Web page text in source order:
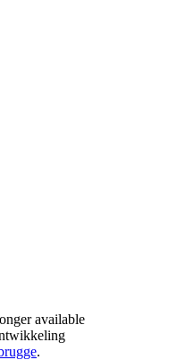
available
.